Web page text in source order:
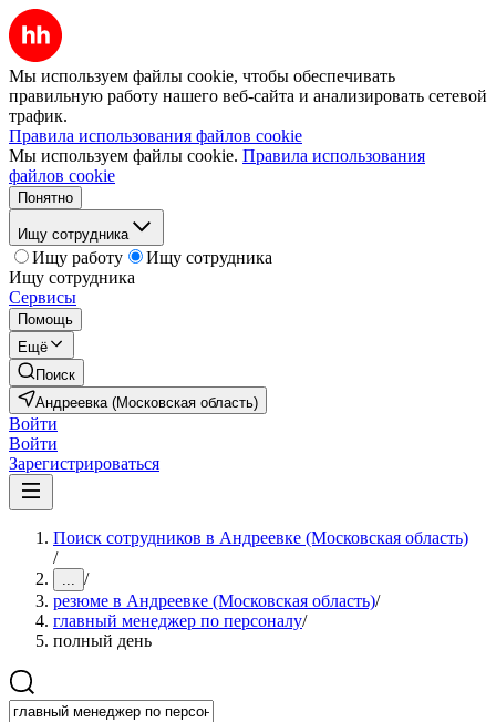
Мы используем файлы cookie, чтобы обеспечивать
правильную работу нашего веб-сайта и анализировать сетевой
трафик.
Правила использования файлов cookie
Мы используем файлы cookie. Правила использования
файлов cookie
Понятно
Ищу сотрудника
Ищу работу
Ищу сотрудника
Ищу сотрудника
Сервисы
Помощь
Ещё
Поиск
Андреевка (Московская область)
Войти
Войти
Зарегистрироваться
Поиск сотрудников в Андреевке (Московская область)
/
... /
резюме в Андреевке (Московская область)/
главный менеджер по персоналу/
полный день